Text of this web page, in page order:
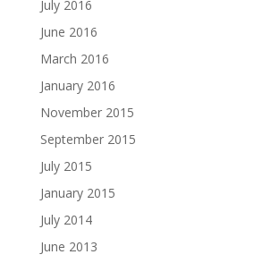
July 2016
June 2016
March 2016
January 2016
November 2015
September 2015
July 2015
January 2015
July 2014
June 2013